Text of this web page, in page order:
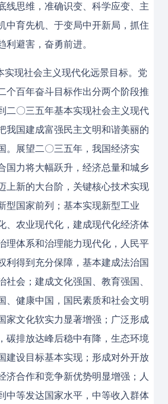
线思维，准确识变、科学应变、主
中育先机、于变局中开新局，抓住
利避害，奋勇前进。
实现社会主义现代化远景目标。党
个百年奋斗目标作出分两个阶段推
二〇三五年基本实现社会主义现代
我国建成富强民主文明和谐美丽的
。展望二〇三五年，我国经济实
国力将大幅跃升，经济总量和城乡
上新的大台阶，关键核心技术实现
型国家前列；基本实现新型工业
、农业现代化，建成现代化经济体
理体系和治理能力现代化，人民平
利得到充分保障，基本建成法治国
社会；建成文化强国、教育强国、
、健康中国，国民素质和社会文明
家文化软实力显著增强；广泛形成
碳排放达峰后稳中有降，生态环境
建设目标基本实现；形成对外开放
济合作和竞争新优势明显增强；人
中等发达国家水平，中等收入群体